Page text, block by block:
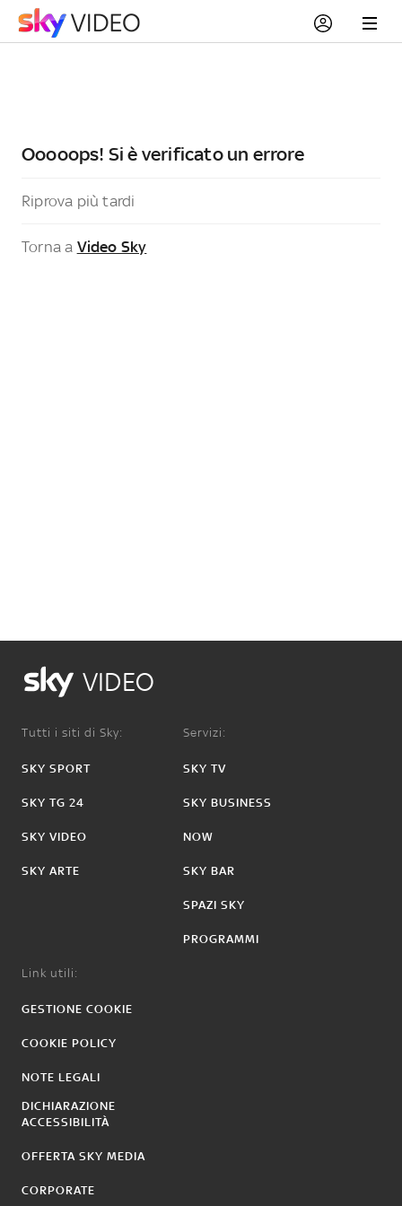
Ooooops! Si è verificato un errore
Riprova più tardi
Torna a Video Sky
VIDEO
Tutti i siti di Sky:
SKY SPORT
SKY TG 24
SKY VIDEO
SKY ARTE
Servizi:
SKY TV
SKY BUSINESS
NOW
SKY BAR
SPAZI SKY
PROGRAMMI
Link utili:
GESTIONE COOKIE
COOKIE POLICY
NOTE LEGALI
DICHIARAZIONE
ACCESSIBILITÀ
OFFERTA SKY MEDIA
CORPORATE